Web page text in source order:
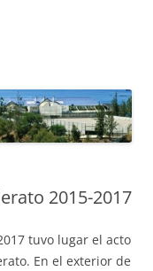
2015-2017
tuvo lugar el acto
En el exterior de